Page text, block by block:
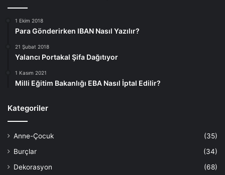
1 Ekim 2018
Para Gönderirken IBAN Nasıl Yazılır?
21 Şubat 2018
Yalancı Portakal Şifa Dağıtıyor
1 Kasım 2021
Milli Eğitim Bakanlığı EBA Nasıl İptal Edilir?
Kategoriler
Anne-Çocuk
(35)
Burçlar
(34)
Dekorasyon
(68)